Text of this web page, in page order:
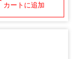
カートに追加